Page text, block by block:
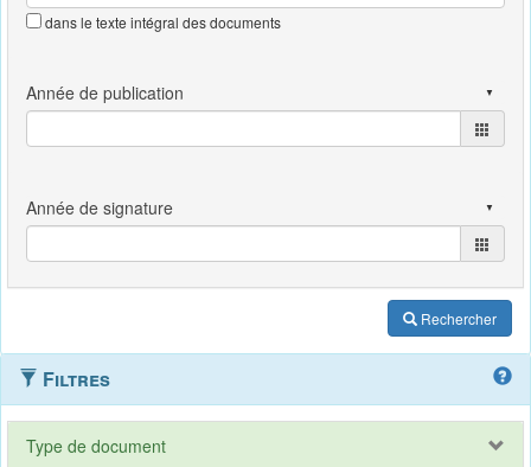
dans le texte intégral des documents
Rechercher
Filtres
Type de document